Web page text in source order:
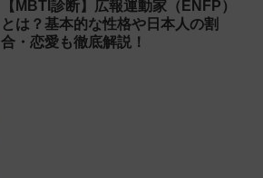
【MBTI診断】広報運動家（ENFP）
とは？基本的な性格や日本人の割
合・恋愛も徹底解説！